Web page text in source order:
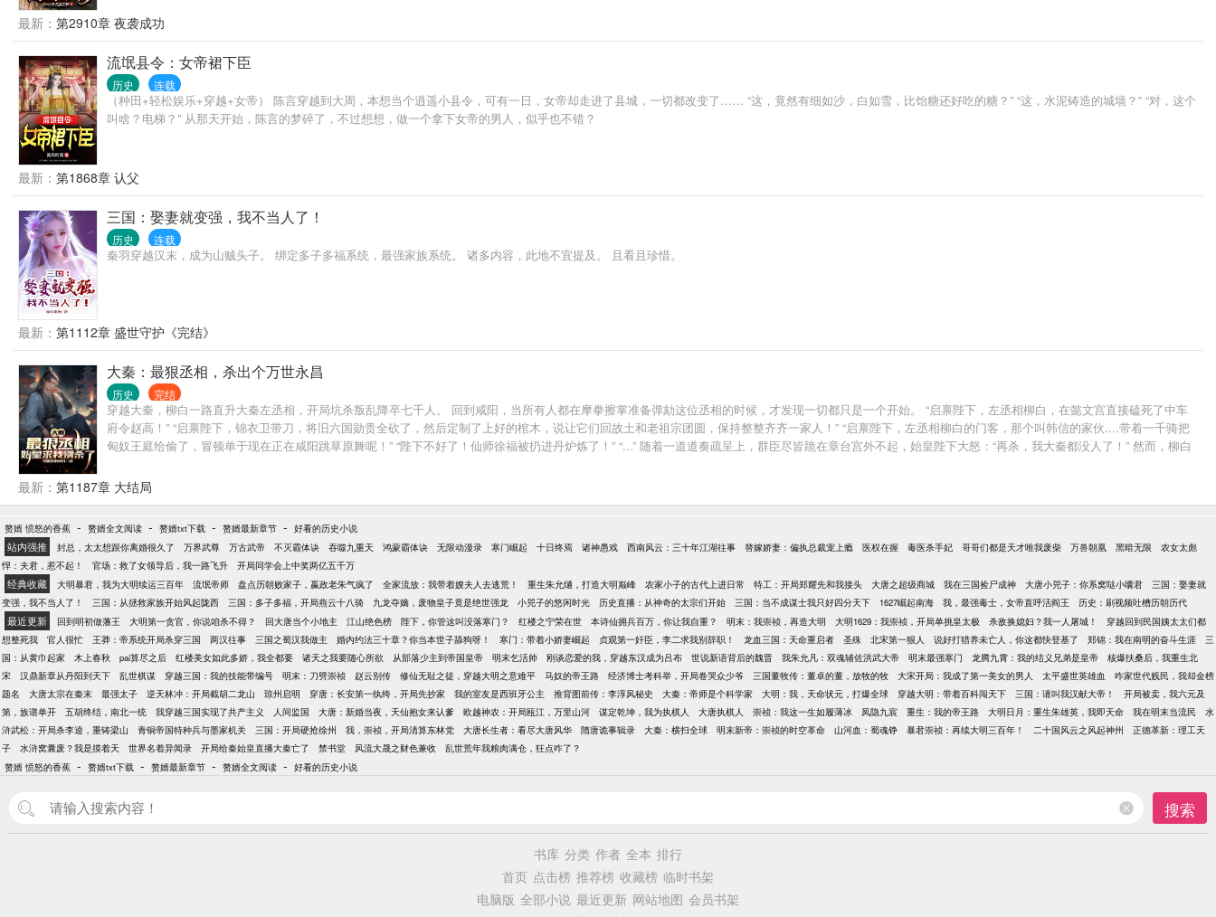
最新： 第2910章 夜袭成功
流氓县令：女帝裙下臣
历史 连载
（种田+轻松娱乐+穿越+女帝） 陈言穿越到大周，本想当个逍遥小县令，可有一日，女帝却走进了县城，一切都改变了…… “这，竟然有细如沙，白如雪，比饴糖还好吃的糖？” “这，水泥铸造的城墙？” “对，这个
叫啥？电梯？” 从那天开始，陈言的梦碎了，不过想想，做一个拿下女帝的男人，似乎也不错？
最新： 第1868章 认父
三国：娶妻就变强，我不当人了！
历史 连载
秦羽穿越汉末，成为山贼头子。 绑定多子多福系统，最强家族系统。 诸多内容，此地不宜提及。 且看且珍惜。
最新： 第1112章 盛世守护《完结》
大秦：最狠丞相，杀出个万世永昌
历史 完结
穿越大秦，柳白一路直升大秦左丞相，开局坑杀叛乱降卒七千人。 回到咸阳，当所有人都在摩拳擦掌准备弹劾这位丞相的时候，才发现一切都只是一个开始。 “启禀陛下，左丞相柳白，在懿文宫直接磕死了中车
府令赵高！” “启禀陛下，锦衣卫带刀，将旧六国勋贵全砍了，然后定制了上好的棺木，说让它们回故土和老祖宗团圆，保持整整齐齐一家人！” “启禀陛下，左丞相柳白的门客，那个叫韩信的家伙....带着一千骑把
匈奴王庭给偷了，冒顿单于现在正在咸阳跳草原舞呢！” “陛下不好了！仙师徐福被扔进丹炉炼了！” “...” 随着一道道奏疏呈上，群臣尽皆跪在章台宫外不起，始皇陛下大怒：“再杀，我大秦都没人了！” 然而，柳白
最新： 第1187章 大结局
赘婿 愤怒的香蕉 - 赘婿全文阅读 - 赘婿txt下载 - 赘婿最新章节 - 好看的历史小说
站内强推 封总，太太想跟你离婚很久了 万界武尊 万古武帝 不灭霸体诀 吞噬九重天 鸿蒙霸体诀 无限动漫录 寒门崛起 十日终焉 诸神愚戏 西南风云：三十年江湖往事 替嫁娇妻：偏执总裁宠上瘾 医权在握 毒医杀手妃 哥哥们都是天才唯我废柴 万兽朝凰 黑暗无限
农女太彪
悍：夫君，惹不起！
官场：救了女领导后，我一路飞升 开局同学会上中奖两亿五千万
经典收藏 大明暴君，我为大明续运三百年 流氓帝师 盘点历朝败家子，嬴政老朱气疯了 全家流放：我带着嫂夫人去逃荒！ 重生朱允熥，打造大明巅峰 农家小子的古代上进日常 特工：开局郑耀先和我接头 大唐之超级商城 我在三国捡尸成神 大唐小兕子：你系窝哒小囔君
三国：娶妻就
变强，我不当人了！
三国：从拯救家族开始风起陇西 三国：多子多福，开局燕云十八骑 九龙夺嫡，废物皇子竟是绝世强龙 小兕子的悠闲时光 历史直播：从神奇的太宗们开始 三国：当不成谋士我只好四分天下 1627崛起南海 我，最强毒士，女帝直呼活阎王 历史：刷视频吐槽历朝历代
最近更新 回到明初做藩王 大明第一贪官，你说咱杀不得？ 回大唐当个小地主 江山绝色榜 陛下，你管这叫没落寒门？ 红楼之宁荣在世 本诗仙拥兵百万，你让我自重？ 明末：我崇祯，再造大明 大明1629：我崇祯，开局单挑皇太极 杀敌换媳妇？我一人屠城！
穿越回到民国姨太太们都
想整死我
官人很忙 王莽：帝系统开局杀穿三国 两汉往事 三国之蜀汉我做主 婚内约法三十章？你当本世子舔狗呀！ 寒门：带着小娇妻崛起 贞观第一奸臣，李二求我别辞职！ 龙血三国：天命重启者 圣殊 北宋第一狠人 说好打猎养未亡人，你这都快登基了 郑锦：我在南明的奋斗生涯
三
国：从黄巾起家
木上春秋 pai算尽之后 红楼美女如此多娇，我全都要 诸天之我要随心所欲 从部落少主到帝国皇帝 明末乞活帅 刚谈恋爱的我，穿越东汉成为吕布 世说新语背后的魏晋 我朱允凡：双魂辅佐洪武大帝 明末最强寒门 龙腾九霄：我的结义兄弟是皇帝
核爆扶桑后，我重生北
宋
汉鼎新章从丹阳到天下 乱世棋谋 穿越三国：我的技能带编号 明末：刀劈崇祯 赵云别传 修仙无耻之徒，穿越大明之意难平 马奴的帝王路 经济博士考科举，开局卷哭众少爷 三国董牧传：董卓的董，放牧的牧 大宋开局：我成了第一美女的男人 太平盛世英雄血
咋家世代贱民，我却金榜
题名
大唐太宗在秦末 最强太子 逆天林冲：开局截胡二龙山 琼州启明 穿唐：长安第一纨绔，开局先抄家 我的室友是西班牙公主 推背图前传：李淳风秘史 大秦：帝师是个科学家 大明：我，天命状元，打爆全球 穿越大明：带着百科闯天下 三国：请叫我汉献大帝！
开局被卖，我六元及
第，族谱单开
五胡终结，南北一统 我穿越三国实现了共产主义 人间监国 大唐：新婚当夜，天仙抱女来认爹 欧越神农：开局瓯江，万里山河 谋定乾坤，我为执棋人 大唐执棋人 崇祯：我这一生如履薄冰 凤隐九宸 重生：我的帝王路 大明日月：重生朱雄英，我即天命 我在明末当流民
水
浒武松：开局杀李逵，重铸梁山
青铜帝国特种兵与墨家机关 三国：开局硬抢徐州 我，崇祯，开局清算东林党 大唐长生者：看尽大唐风华 隋唐诡事辑录 大秦：横扫全球 明末新帝：崇祯的时空革命 山河血：蜀魂铮 暴君崇祯：再续大明三百年！ 二十国风云之风起神州
正德革新：理工天
子
水浒窝囊废？我是摸着天 世界名着异闻录 开局给秦始皇直播大秦亡了 禁书堂 风流大晟之财色兼收
乱世荒年我粮肉满仓，狂点咋了？
赘婿 愤怒的香蕉 - 赘婿txt下载 - 赘婿最新章节 - 赘婿全文阅读 - 好看的历史小说
搜索
书库 分类 作者 全本 排行
首页 点击榜 推荐榜 收藏榜 临时书架
电脑版 全部小说 最近更新 网站地图 会员书架